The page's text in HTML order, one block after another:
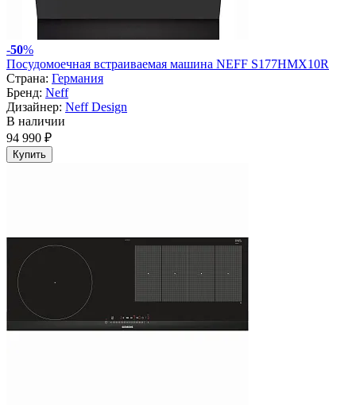
-50%
Посудомоечная встраиваемая машина NEFF S177HMX10R
Страна: Германия
Бренд: Neff
Дизайнер: Neff Design
В наличии
94 990 ₽
Купить